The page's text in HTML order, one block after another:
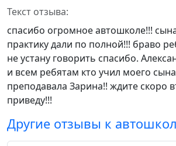
Текст отзыва:
спасибо огромное автошколе!!!
практику дали по полной!!! браво
не устану говорить спасибо.
и всем ребятам кто учил моего
преподавала Зарина!! ждите скоро
приведу!!!
Другие отзывы к